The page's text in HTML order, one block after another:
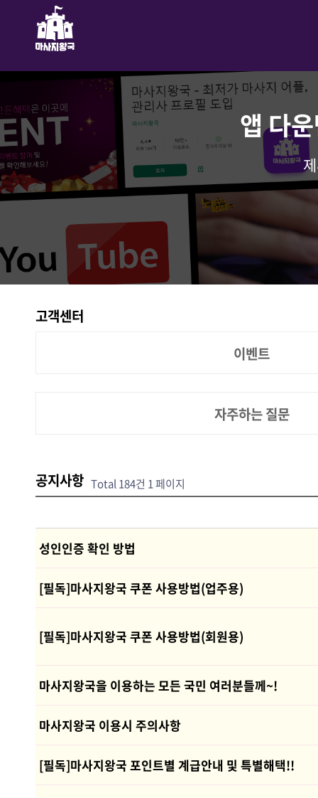
앱 다
고객센터
이벤트
자주하는 질문
공지사항 Total 184건 1 페이지
성인인증 확인 방법
[필독]마사지왕국 쿠폰 사용방법(업주용)
[필독]마사지왕국 쿠폰 사용방법(회원용)
마사지왕국을 이용하는 모든 국민 여러분들께~!
마사지왕국 이용시 주의사항
[필독]마사지왕국 포인트별 계급안내 및 특별해택!!